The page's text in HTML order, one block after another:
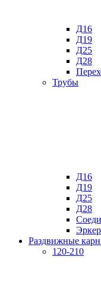
Д16
Д19
Д25
Д28
Трубы
Д16
Д19
Д25
Д28
Раздвижные
120-210